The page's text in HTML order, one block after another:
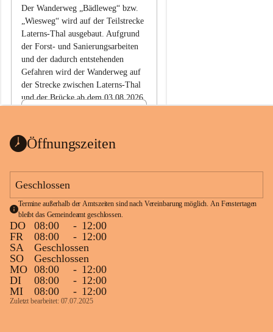
Der Wanderweg „Bädleweg“ bzw.
„Wiesweg“ wird auf der Teilstrecke
Laterns-Thal ausgebaut. Aufgrund
der Forst- und Sanierungsarbeiten
und der dadurch entstehenden
Gefahren wird der Wanderweg auf
der Strecke zwischen Laterns-Thal
und der Brücke ab dem 03.08.2026
ht
1 Seite•0,1 MB
Öffnungszeiten
Geschlossen
Termine außerhalb der Amtszeiten sind nach Vereinbarung möglich. An Fenstertagen
bleibt das Gemeindeamt geschlossen.
DO 08:00 - 12:00
FR
08:00 - 12:00
SA
Geschlossen
SO
Geschlossen
MO 08:00 - 12:00
DI
08:00 - 12:00
MI
08:00 - 12:00
Zuletzt bearbeitet: 07.07.2025